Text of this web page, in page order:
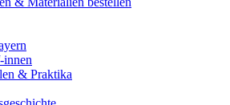
innen
& Praktika